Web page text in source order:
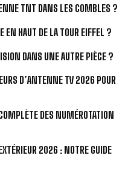
TNT DANS LES COMBLES ?
EN HAUT DE LA TOUR EIFFEL ?
DANS UNE AUTRE PIÈCE ?
D’ANTENNE TV 2026 POUR
DES NUMÉROTATION
2026 : NOTRE GUIDE